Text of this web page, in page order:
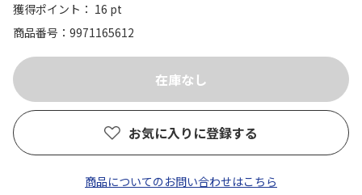
獲得ポイント： 16 pt
商品番号
9971165612
お気に入りに登録する
商品についてのお問い合わせはこちら